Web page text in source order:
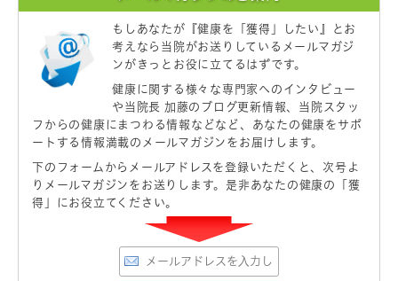
もしあなたが 『健康を「獲得」したい』
とお
考えなら当院がお送りしているメールマガジ
ンがきっとお役に立てるはずです。
健康に関する様々な専門家へのインタビュー
や当院長 加藤のブログ更新情報、当院スタッ
フからの健康にまつわる情報などなど、あなたの健康をサポ
ートする情報満載のメールマガジンをお届けします。
下のフォームからメールアドレスを登録いただくと、次号よ
りメールマガジンをお送りします。是非あなたの健康の「獲
得」にお役立てください。